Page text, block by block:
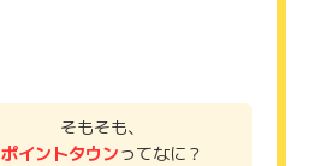
そもそも、
ポイントタウンってなに？